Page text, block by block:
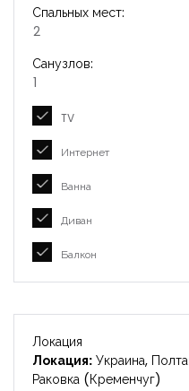
Спальных мест:
2
Санузлов:
1
TV
Интернет
Ванна
Диван
Балкон
Локация
Локация: Украина,
Раковка (Кременчуг)